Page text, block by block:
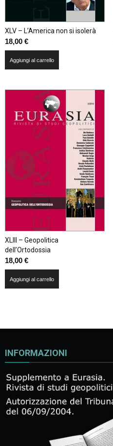
XLV – L’America non si isolerà
18,00 €
Aggiungi al carrello
XLIII – Geopolitica
dell’Ortodossia
18,00 €
Aggiungi al carrello
INFORMAZIONI